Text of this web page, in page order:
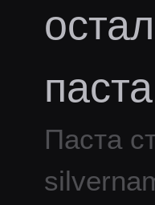
Паста